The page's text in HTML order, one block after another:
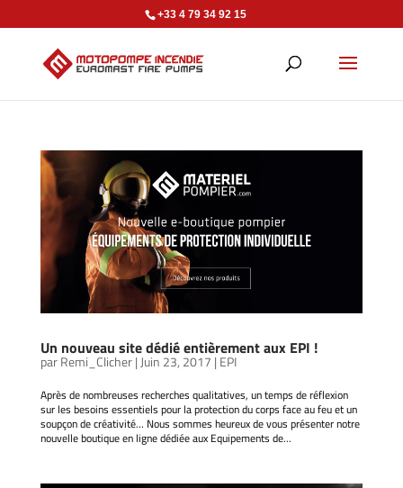
+33 4 79 34 92 15
Un nouveau site dédié entièrement aux EPI !
parRemi_Clicher| Juin 23, 2017 | EPI
Après de nombreuses recherches qualitatives, un temps de réflexion
sur les besoins essentiels pour la protection du corps face au feu et un
soupçon de créativité… Nous sommes heureux de vous présenter notre
nouvelle boutique en ligne dédiée aux Equipements de...